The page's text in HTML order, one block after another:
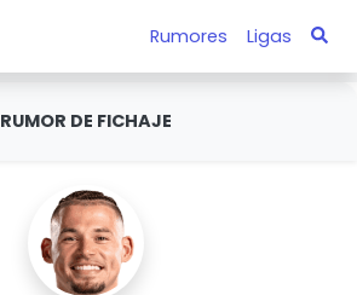
Rumores Ligas
RUMOR DE FICHAJE